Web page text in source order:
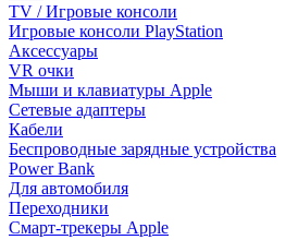
TV / Игровые консоли
Игровые консоли PlayStation
Аксессуары
VR очки
Мыши и клавиатуры Apple
Сетевые адаптеры
Кабели
Беспроводные зарядные устройства
Power Bank
Для автомобиля
Переходники
Смарт-трекеры Apple